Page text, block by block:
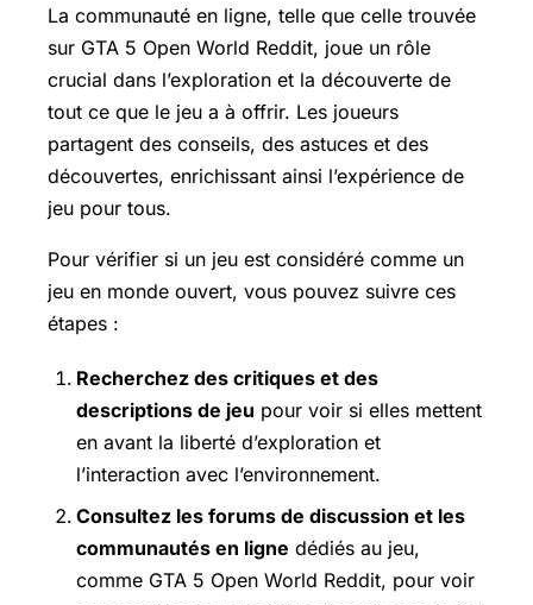
La communauté en ligne, telle que celle trouvée
sur GTA 5 Open World Reddit, joue un rôle
crucial dans l’exploration et la découverte de
tout ce que le jeu a à offrir. Les joueurs
partagent des conseils, des astuces et des
découvertes, enrichissant ainsi l’expérience de
jeu pour tous.
Pour vérifier si un jeu est considéré comme un
jeu en monde ouvert, vous pouvez suivre ces
étapes :
Recherchez des critiques et des
descriptions de jeu pour voir si elles mettent
en avant la liberté d’exploration et
l’interaction avec l’environnement.
Consultez les forums de discussion et les
communautés en ligne dédiés au jeu,
comme GTA 5 Open World Reddit, pour voir